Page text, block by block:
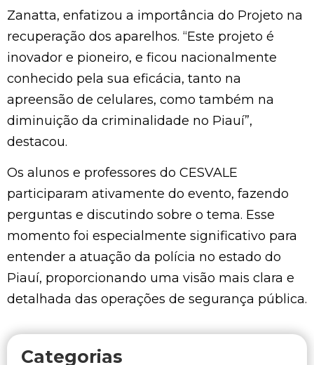
Zanatta, enfatizou a importância do Projeto na
recuperação dos aparelhos. “Este projeto é
inovador e pioneiro, e ficou nacionalmente
conhecido pela sua eficácia, tanto na
apreensão de celulares, como também na
diminuição da criminalidade no Piauí”,
destacou.
Os alunos e professores do CESVALE
participaram ativamente do evento, fazendo
perguntas e discutindo sobre o tema. Esse
momento foi especialmente significativo para
entender a atuação da polícia no estado do
Piauí, proporcionando uma visão mais clara e
detalhada das operações de segurança pública.
Categorias